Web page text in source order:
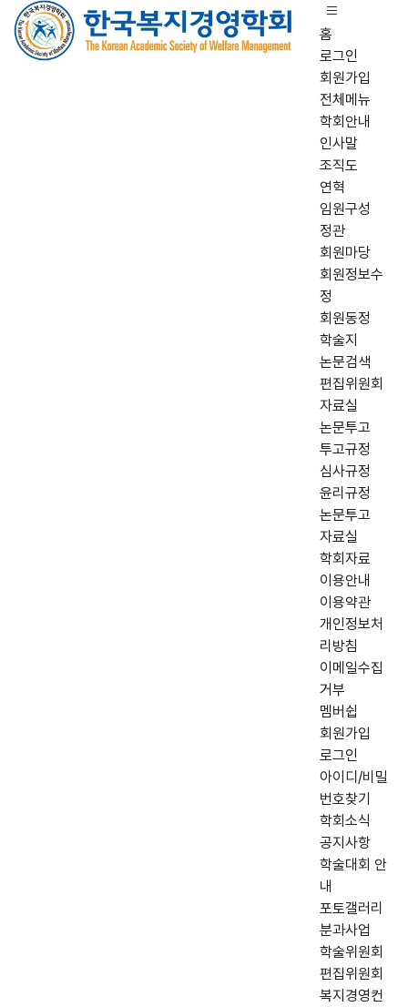
홈
로그인
회원가입
전체메뉴
학회안내
인사말
조직도
연혁
임원구성
정관
회원마당
회원정보수
정
회원동정
학술지
논문검색
편집위원회
자료실
논문투고
투고규정
심사규정
윤리규정
논문투고
자료실
학회자료
이용안내
이용약관
개인정보처
리방침
이메일수집
거부
멤버쉽
회원가입
로그인
아이디/비밀
번호찾기
학회소식
공지사항
학술대회 안
내
포토갤러리
분과사업
학술위원회
편집위원회
복지경영컨